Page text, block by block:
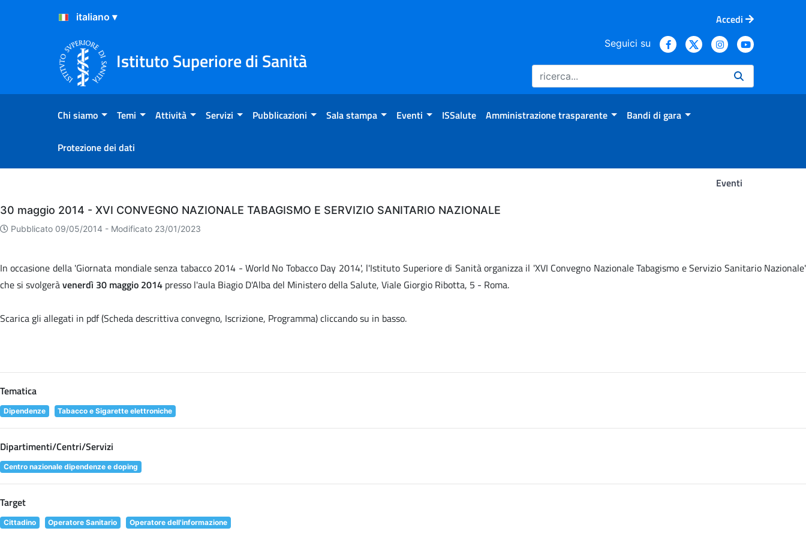
Salta al Contenuto
Salta al Footer
Accedi
Istituto Superiore di Sanità
Seguici su
Chi siamo Temi Attività Servizi Pubblicazioni Sala stampa Eventi ISSalute Amministrazione trasparente Bandi di gara
Protezione dei dati
Eventi
Eventi
30 maggio 2014 - XVI CONVEGNO NAZIONALE TABAGISMO E SERVIZIO SANITARIO NAZIONALE
Pubblicato 09/05/2014 - Modificato 23/01/2023
In occasione della 'Giornata mondiale senza tabacco 2014 - World No Tobacco Day 2014', l'Istituto Superiore di Sanità organizza il 'XVI Convegno Nazionale Tabagismo e Servizio Sanitario Nazionale'
che si svolgeràvenerdì 30 maggio 2014 presso l'aula Biagio D'Alba del Ministero della Salute, Viale Giorgio Ribotta, 5 - Roma.
Scarica gli allegati in pdf (Scheda descrittiva convegno, Iscrizione, Programma) cliccando su in basso.
Tematica
Dipendenze Tabacco e Sigarette elettroniche
Dipartimenti/Centri/Servizi
Centro nazionale dipendenze e doping
Target
Cittadino Operatore Sanitario Operatore dell'informazione